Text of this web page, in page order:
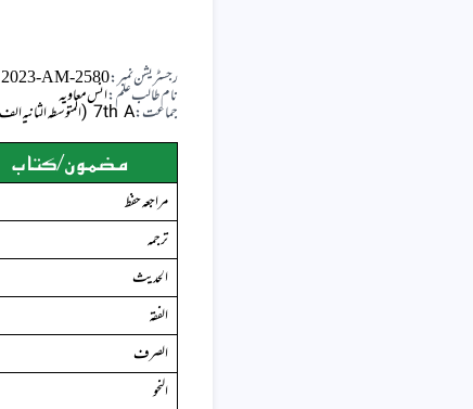
رجسٹریشن نمبر:2023-AM-2580
نام طالب علم:انس معاویہ
جماعت:7th A (المتوسطہ الثانیہ الف)
مضمون/کتاب
مراجعہ حفظ
ترجمہ
الحدیث
الفقہ
الصرف
النحو